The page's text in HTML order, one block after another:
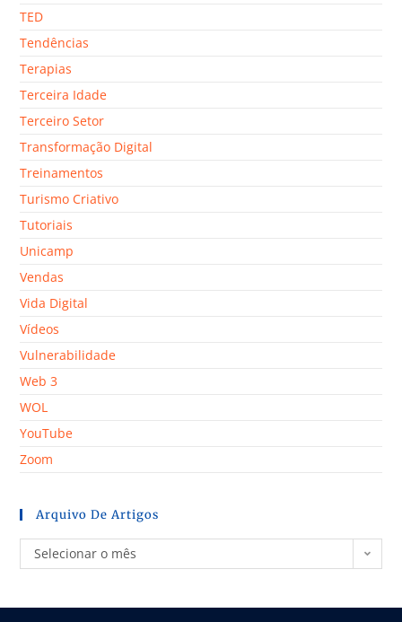
TED
Tendências
Terapias
Terceira Idade
Terceiro Setor
Transformação Digital
Treinamentos
Turismo Criativo
Tutoriais
Unicamp
Vendas
Vida Digital
Vídeos
Vulnerabilidade
Web 3
WOL
YouTube
Zoom
Arquivo De Artigos
Selecionar o mês